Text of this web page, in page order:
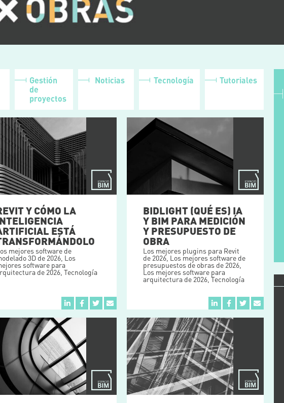
Gestión
de
proyectos
Noticias Tecnología Tutoriales
Y CÓMO LA
ESTÁ
mejores software de
3D de 2026, Los
software para
de 2026, Tecnología
BIDLIGHT (QUÉ ES) IA
Y BIM PARA MEDICIÓN
Y PRESUPUESTO DE
OBRA
Los mejores plugins para Revit
de 2026, Los mejores software de
presupuestos de obras de 2026,
Los mejores software para
arquitectura de 2026, Tecnología